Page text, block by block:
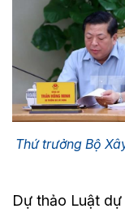
Thứ trưởng Bộ
Dự thảo Luật dự